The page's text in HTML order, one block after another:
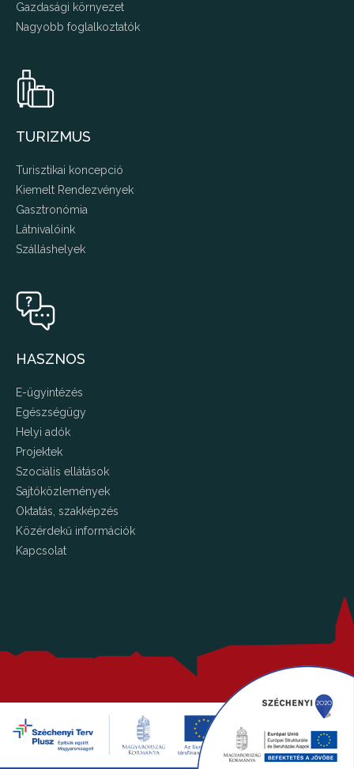
Gazdasági környezet
Nagyobb foglalkoztatók
TURIZMUS
Turisztikai koncepció
Kiemelt Rendezvények
Gasztronómia
Látnivalóink
Szálláshelyek
HASZNOS
E-ügyintézés
Egészségügy
Helyi adók
Projektek
Szociális ellátások
Sajtóközlemények
Oktatás, szakképzés
Közérdekű információk
Kapcsolat
Copyright © 2026 Kalocsa.hu Minden jog fenntartva!